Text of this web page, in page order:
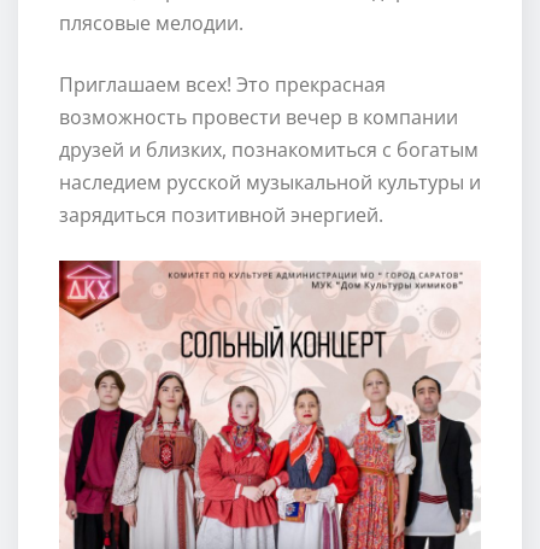
плясовые мелодии.
Приглашаем всех! Это прекрасная
возможность провести вечер в компании
друзей и близких, познакомиться с богатым
наследием русской музыкальной культуры и
зарядиться позитивной энергией.